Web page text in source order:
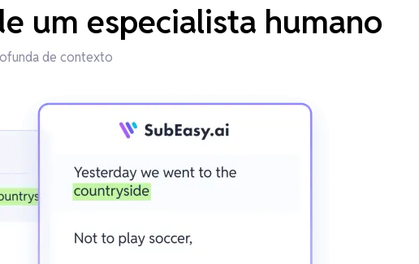
um especialista humano
de contexto